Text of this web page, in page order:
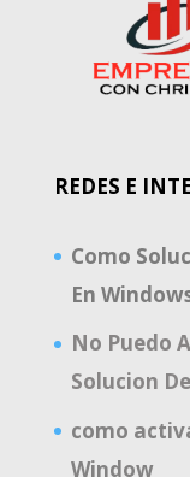
REDES E
Como
En
No Puedo
Solucion
como
Window